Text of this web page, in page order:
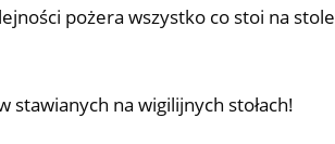
pożera wszystko co stoi na stole
na wigilijnych stołach!